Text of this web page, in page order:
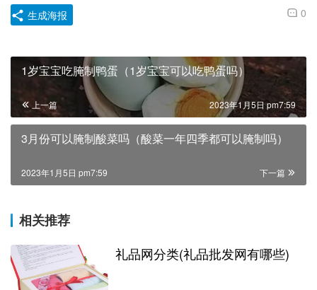
0
生成海报
1岁宝宝吃腌制鸭蛋（1岁宝宝可以吃鸭蛋吗）
上一篇 2023年1月5日 pm7:59
3月份可以腌制酸菜吗（酸菜一年四季都可以腌制吗）
下一篇
2023年1月5日 pm7:59
相关推荐
礼品网分类(礼品批发网有哪些)